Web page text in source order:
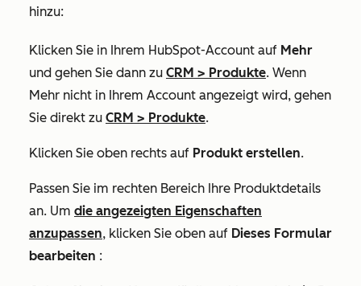
hinzu:
Klicken Sie in Ihrem HubSpot-Account auf Mehr
und gehen Sie dann zu CRM > Produkte. Wenn
Mehr nicht in Ihrem Account angezeigt wird, gehen
Sie direkt zu CRM > Produkte.
Klicken Sie oben rechts auf Produkt erstellen.
Passen Sie im rechten Bereich Ihre Produktdetails
an. Um die angezeigten Eigenschaften
anzupassen, klicken Sie oben auf Dieses Formular
bearbeiten :